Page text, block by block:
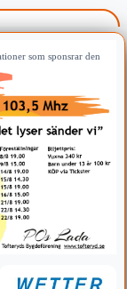
som sponsrar den